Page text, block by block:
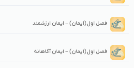
فصل اول(ایمان) – ایمان ارزشمند
فصل اول(ایمان) – ایمان آگاهانه